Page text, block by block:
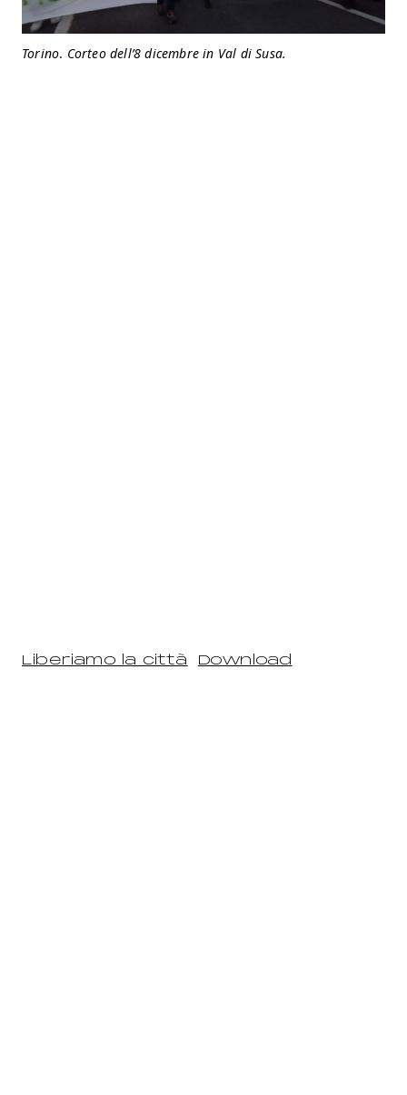
Torino. Corteo dell’8 dicembre in Val di Susa.
Liberiamo la città Download